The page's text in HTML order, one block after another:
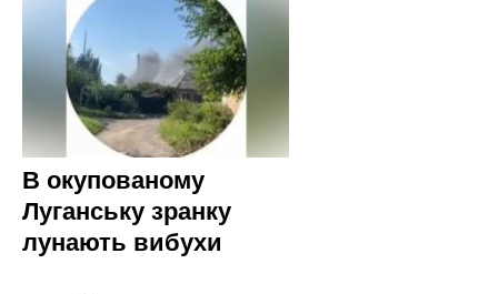
В окупованому
Луганську зранку
лунають вибухи